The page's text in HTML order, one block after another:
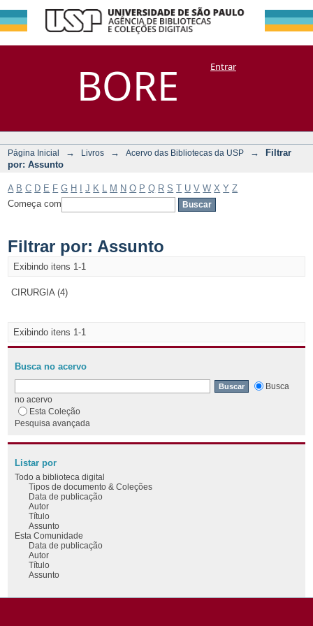
BORE
Filtrar por:
Assunto
DSpace/Manakin + CoriscoEntrar
Página Inicial → Livros → Acervo das Bibliotecas da USP →
Filtrar
por: Assunto
A B C D E F G H J K M N O P Q R S T U V W X Y Z
Começa com
Filtrar por: Assunto
Exibindo itens 1-1
CIRURGIA (4)
Exibindo itens 1-1
Busca no acervo
Busca
no acervo
Esta Coleção
Pesquisa avançada
Listar por
Todo a biblioteca digital
Tipos de documento & Coleções
Data de publicação
Autor
Título
Assunto
Esta Comunidade
Data de publicação
Autor
Título
Assunto